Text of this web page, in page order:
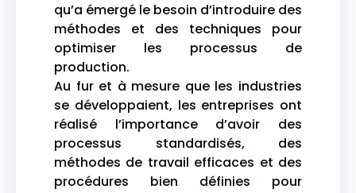
qu’a émergé le besoin d’introduire des
méthodes et des techniques pour
optimiser les processus de
production.
Au fur et à mesure que les industries
se développaient, les entreprises ont
réalisé l’importance d’avoir des
processus standardisés, des
méthodes de travail efficaces et des
procédures bien définies pour